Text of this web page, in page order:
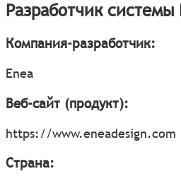
Разработчик системы
Компания-разработчик:
Enea
Веб-сайт (продукт):
https://www.eneadesign.com
Страна: